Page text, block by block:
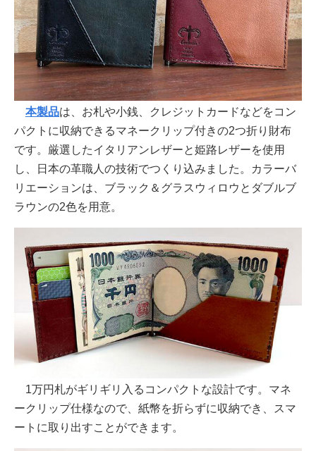
本製品は、お札や小銭、クレジットカードなどをコン
パクトに収納できるマネークリップ付きの2つ折り財布
です。厳選したイタリアンレザーと姫路レザーを使用
し、日本の革職人の技術でつくり込みました。カラーバ
リエーションは、ブラック＆グラスウィロウとダブルブ
ラウンの2色を用意。
1万円札がギリギリ入るコンパクトな設計です。マネ
ークリップ仕様なので、紙幣を折らずに収納でき、スマ
ートに取り出すことができます。